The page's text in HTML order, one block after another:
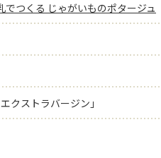
でつくる じゃがいものポタージュ
クストラバージン」